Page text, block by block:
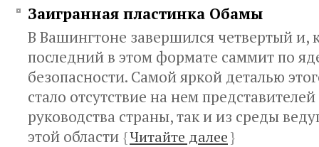
Заигранная пластинка Обамы
В Вашингтоне завершился четвертый и,
последний в этом формате саммит по
безопасности. Самой яркой деталью
стало отсутствие на нем
руководства страны, так и из среды
этой области {Читайте далее}